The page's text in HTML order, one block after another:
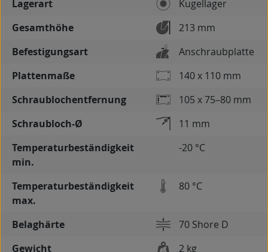
Lagerart
Kugellager
Gesamthöhe
213 mm
Befestigungsart
Anschraubplatte
Plattenmaße
140 x 110 mm
Schraublochentfernung
105 x 75–80 mm
Schraubloch-Ø
11 mm
Temperaturbeständigkeit
min.
-20 °C
Temperaturbeständigkeit
max.
80 °C
Belaghärte
70 Shore D
Gewicht
2 kg